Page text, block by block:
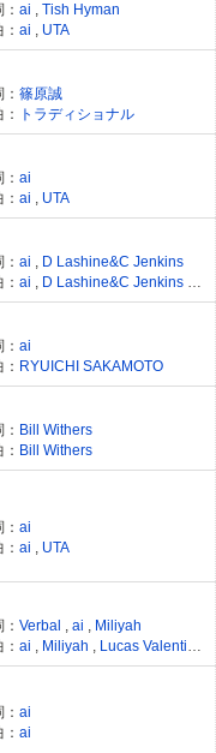
ai
Tish Hyman
ai UTA
篠原誠
トラディショナル
ai
ai UTA
ai
D Lashine&C Jenkins
ai D Lashine&C Jenkins
ai
RYUICHI SAKAMOTO
Bill Withers
Bill Withers
ai
ai UTA
Verbal ai
Miliyah
ai Miliyah Lucas Valentine
ai
ai